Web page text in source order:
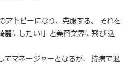
アトピーになり、克服する。 それを
麗にしたい!」と美容業界に飛び 込
てマネージャーとなるが、 持病で退